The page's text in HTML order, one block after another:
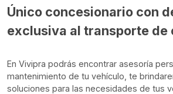
Único concesionario con
exclusiva al transporte de
En Vivipra podrás encontrar asesoría
mantenimiento de tu vehículo, te
soluciones para las necesidades de tus